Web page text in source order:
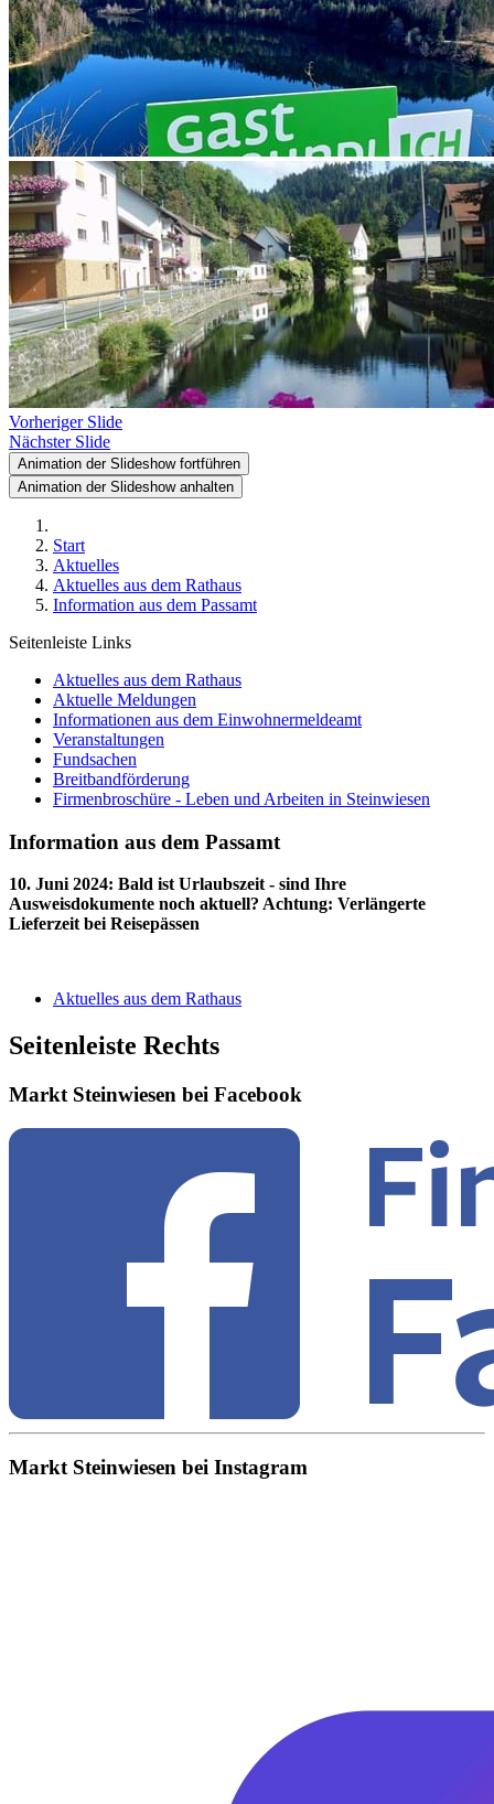
Vorheriger Slide
Nächster Slide
Animation der Slideshow fortführen
Animation der Slideshow anhalten
Start
Aktuelles
Aktuelles aus dem Rathaus
Information aus dem Passamt
Seitenleiste Links
Aktuelles aus dem Rathaus
Aktuelle Meldungen
Informationen aus dem Einwohnermeldeamt
Veranstaltungen
Fundsachen
Breitbandförderung
Firmenbroschüre - Leben und Arbeiten in Steinwiesen
Information aus dem Passamt
10. Juni 2024: Bald ist Urlaubszeit - sind Ihre
Ausweisdokumente noch aktuell? Achtung: Verlängerte
Lieferzeit bei Reisepässen
Aktuelles aus dem Rathaus
Seitenleiste Rechts
Markt Steinwiesen bei Facebook
Markt Steinwiesen bei Instagram